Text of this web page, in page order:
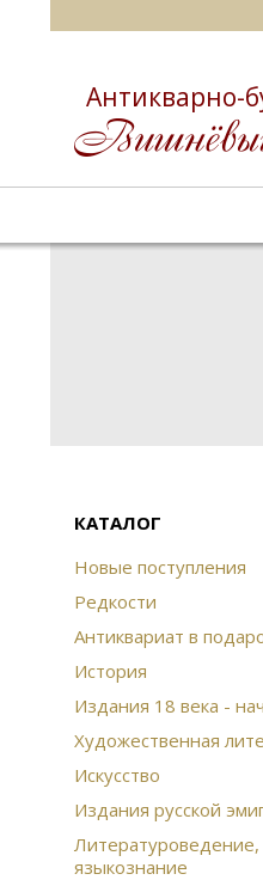
Антикварно-
КАТАЛОГ
Новые поступления
Редкости
Антиквариат в
История
Издания 18 века -
Художественная
Искусство
Издания русской
языкознание